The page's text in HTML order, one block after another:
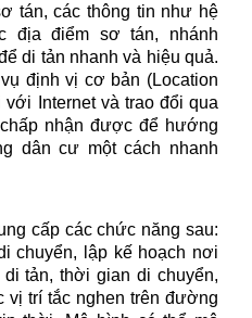
tán, các thông tin như hệ
địa điểm sơ tán, nhánh
di tản nhanh và hiệu quả.
định vị cơ bản (Location
Internet và trao đổi qua
nhận được để hướng
dân cư một cách nhanh
cấp các chức năng sau:
chuyển, lập kế hoạch nơi
tản, thời gian di chuyển,
vị trí tắc nghen trên đường